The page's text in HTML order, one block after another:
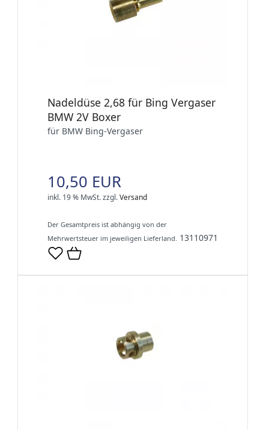
Nadeldüse 2,68 für Bing Vergaser
BMW 2V Boxer
für BMW Bing-Vergaser
10,50 EUR
inkl. 19 % MwSt.zzgl.Versand
Der Gesamtpreis ist abhängig von der
Mehrwertsteuer im jeweiligen Lieferland. 13110971